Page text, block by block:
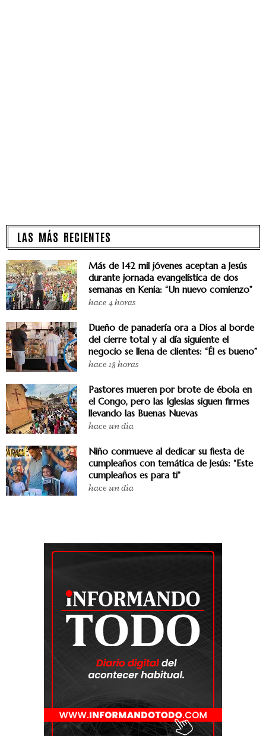
LAS MÁS RECIENTES
Más de 142 mil jóvenes aceptan a Jesús
durante jornada evangelística de dos
semanas en Kenia: “Un nuevo comienzo”
hace 4 horas
Dueño de panadería ora a Dios al borde
del cierre total y al día siguiente el
negocio se llena de clientes: “Él es bueno”
hace 18 horas
Pastores mueren por brote de ébola en
el Congo, pero las Iglesias siguen firmes
llevando las Buenas Nuevas
hace un día
Niño conmueve al dedicar su fiesta de
cumpleaños con temática de Jesús: “Este
cumpleaños es para ti”
hace un día